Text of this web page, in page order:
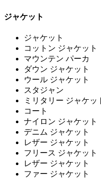
ジャケット
ジャケット
コットン ジャケット
マウンテン パーカ
ダウン ジャケット
ウール ジャケット
スタジャン
ミリタリー ジャケッ
コート
ナイロン ジャケット
デニム ジャケット
レザー ジャケット
フリース ジャケット
レザー ジャケット
ファー ジャケット